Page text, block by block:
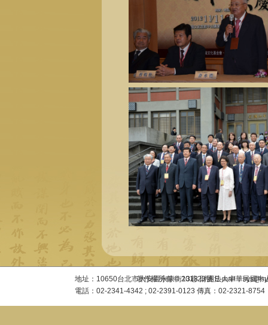
地址：10650台北市大安區永康街13巷23號 E-mail：
電話：02-2341-4342 ; 02-2391-0123 傳真：02-2321-8754
著作權所有 © 2013 財團法人中華民國中